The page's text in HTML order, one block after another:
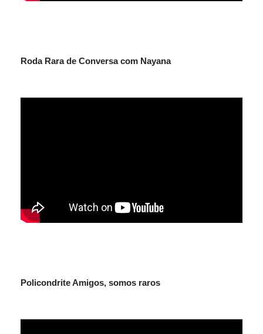
Roda Rara de Conversa com Nayana
Policondrite Amigos, somos raros